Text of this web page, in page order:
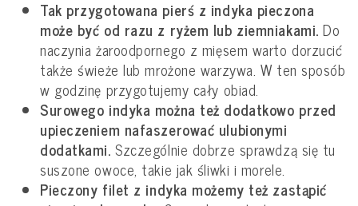
Tak przygotowana pierś z indyka pieczona
może być od razu z ryżem lub ziemniakami.Do
naczynia żaroodpornego z mięsem warto dorzucić
także świeże lub mrożone warzywa. W ten sposób
w godzinę przygotujemy cały obiad.
Surowego indyka można też dodatkowo przed
upieczeniem nafaszerować ulubionymi
dodatkami.Szczególnie dobrze sprawdzą się tu
suszone owoce, takie jak śliwki i morele.
Pieczony filet z indyka możemy też zastąpić